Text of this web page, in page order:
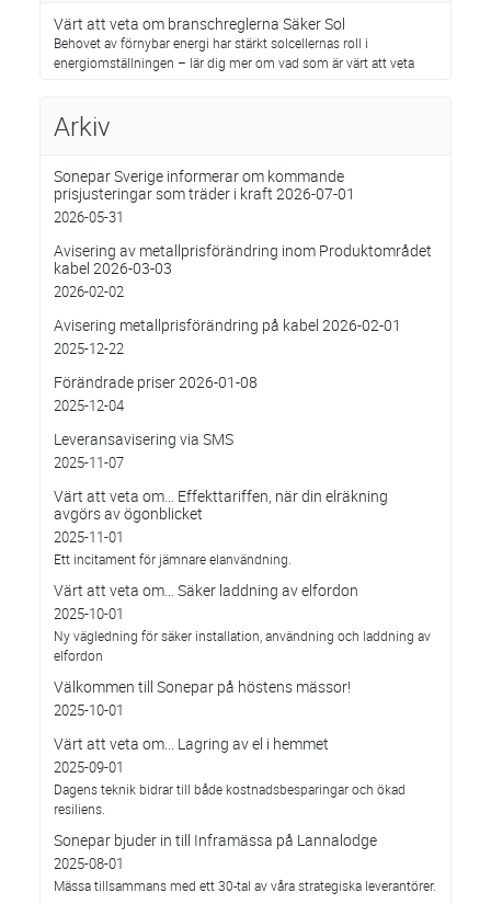
Värt att veta om branschreglerna Säker Sol
Behovet av förnybar energi har stärkt solcellernas roll i
energiomställningen – lär dig mer om vad som är värt att veta
Arkiv
Sonepar Sverige informerar om kommande
prisjusteringar som träder i kraft 2026-07-01
2026-05-31
Avisering av metallprisförändring inom Produktområdet
kabel 2026-03-03
2026-02-02
Avisering metallprisförändring på kabel 2026-02-01
2025-12-22
Förändrade priser 2026-01-08
2025-12-04
Leveransavisering via SMS
2025-11-07
Värt att veta om… Effekttariffen, när din elräkning
avgörs av ögonblicket
2025-11-01
Ett incitament för jämnare elanvändning.
Värt att veta om… Säker laddning av elfordon
2025-10-01
Ny vägledning för säker installation, användning och laddning av
elfordon
Välkommen till Sonepar på höstens mässor!
2025-10-01
Värt att veta om... Lagring av el i hemmet
2025-09-01
Dagens teknik bidrar till både kostnadsbesparingar och ökad
resiliens.
Sonepar bjuder in till Inframässa på Lannalodge
2025-08-01
Mässa tillsammans med ett 30-tal av våra strategiska leverantörer.